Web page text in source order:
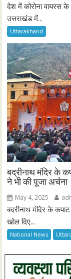
देश में कोरोना वायरस
उत्तराखंड में...
Uttarakhand
बद्रीनाथ मंदिर के
ने भी की पूजा अर्चना
May 4, 2025
बदरीनाथ मंदिर के
खोल दिए...
National News